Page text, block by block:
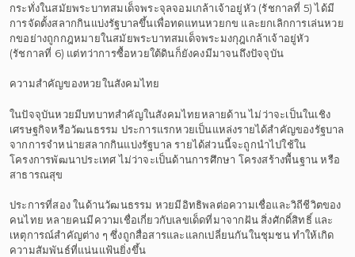
กระทั่งในสมัยพระบาทสมเด็จพระจุลจอมเกล้าเจ้าอยู่หัว (รัชกาลที่ 5) ได้มี
การจัดตั้งสลากกินแบ่งรัฐบาลขึ้นเพื่อทดแทนหวยกข และยกเลิกการเล่นหวย
กขอย่างถูกกฎหมายในสมัยพระบาทสมเด็จพระมงกุฎเกล้าเจ้าอยู่หัว
(รัชกาลที่ 6) แต่ทว่าการซื้อหวยใต้ดินก็ยังคงมีมาจนถึงปัจจุบัน
ความสำคัญของหวยในสังคมไทย
ในปัจจุบันหวยมีบทบาทสำคัญในสังคมไทยหลายด้าน ไม่ว่าจะเป็นในเชิง
เศรษฐกิจหรือวัฒนธรรม ประการแรกหวยเป็นแหล่งรายได้สำคัญของรัฐบาล
จากการจำหน่ายสลากกินแบ่งรัฐบาล รายได้ส่วนนี้จะถูกนำไปใช้ใน
โครงการพัฒนาประเทศ ไม่ว่าจะเป็นด้านการศึกษา โครงสร้างพื้นฐาน หรือ
สาธารณสุข
ประการที่สอง ในด้านวัฒนธรรม หวยมีอิทธิพลต่อความเชื่อและวิถีชีวิตของ
คนไทย หลายคนมีความเชื่อเกี่ยวกับเลขเด็ดที่มาจากฝัน สิ่งศักดิ์สิทธิ์ และ
เหตุการณ์สำคัญต่าง ๆ ซึ่งถูกสื่อสารและแลกเปลี่ยนกันในชุมชน ทำให้เกิด
ความสัมพันธ์ที่แน่นแฟ้นยิ่งขึ้น